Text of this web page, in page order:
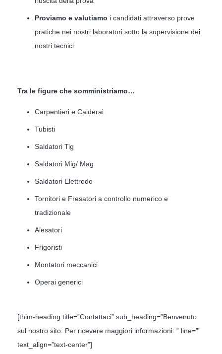
Proviamo e valutiamo i candidati attraverso prove
pratiche nei nostri laboratori sotto la supervisione dei
nostri tecnici
Tra le figure che somministriamo…
Carpentieri e Calderai
Tubisti
Saldatori Tig
Saldatori Mig/ Mag
Saldatori Elettrodo
Tornitori e Fresatori a controllo numerico e
tradizionale
Alesatori
Frigoristi
Montatori meccanici
Operai generici
[thim-heading title=”Contattaci” sub_heading=”Benvenuto
sul nostro sito. Per ricevere maggiori informazioni: ” line=””
text_align=”text-center”]